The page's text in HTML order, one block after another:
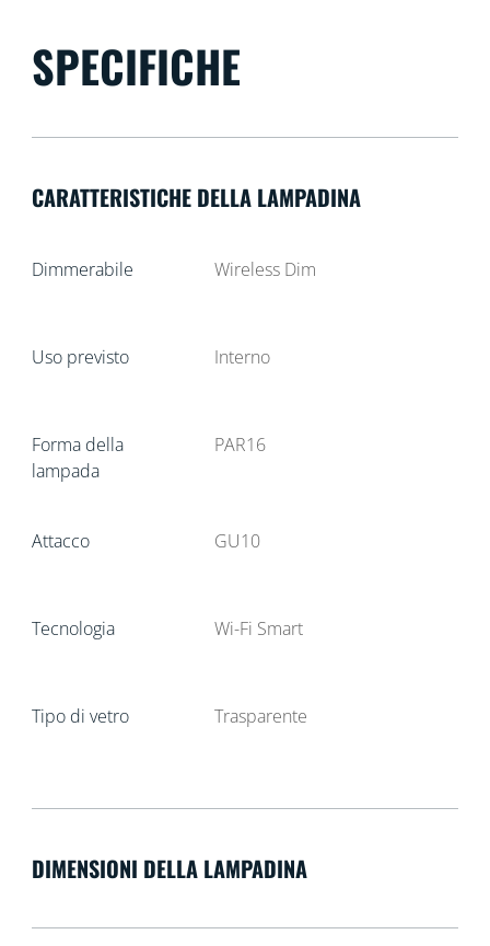
SPECIFICHE
CARATTERISTICHE DELLA LAMPADINA
Dimmerabile Wireless Dim
Uso previsto Interno
Forma della
lampada
PAR16
Attacco GU10
Tecnologia Wi-Fi Smart
Tipo di vetro Trasparente
DIMENSIONI DELLA LAMPADINA